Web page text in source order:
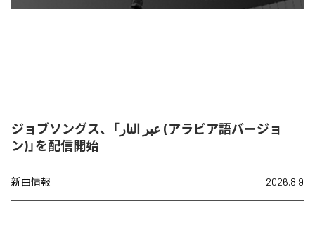
ジョブソングス、「عبر النار (アラビア語バージョ
ン)」を配信開始
新曲情報 2026.8.9